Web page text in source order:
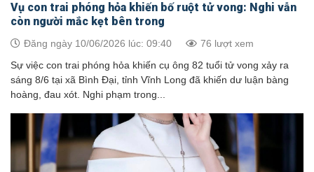
Vụ con trai phóng hỏa khiến bố ruột tử vong: Nghi vẫn
còn người mắc kẹt bên trong
Đăng ngày 10/06/2026 lúc: 09:40 76 lượt xem
Sự việc con trai phóng hỏa khiến cụ ông 82 tuổi tử vong xảy ra
sáng 8/6 tại xã Bình Đại, tỉnh Vĩnh Long đã khiến dư luận bàng
hoàng, đau xót. Nghi phạm trong...